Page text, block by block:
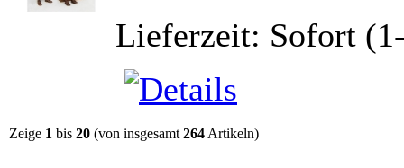
Lieferzeit: Sofort
Zeige 1 bis 20 (von insgesamt 264 Artikeln)